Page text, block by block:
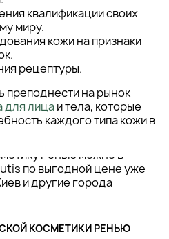
квалификации своих
миру.
кожи на признаки
рецептуры.
преподнести на рынок
для лицаи тела, которые
каждого типа кожи в
Ренью можно в
по выгодной цене уже
и другие города
КОСМЕТИКИ РЕНЬЮ